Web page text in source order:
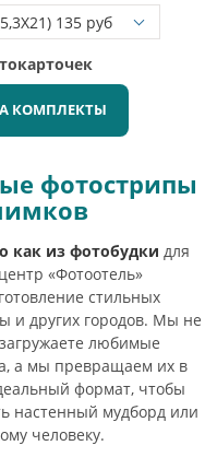
КОМПЛЕКТЫ
фотострипы
как из фотобудки для
«Фотоотель»
стильных
и других городов. Мы не
любимые
а мы превращаем их в
формат, чтобы
настенный мудборд или
человеку.